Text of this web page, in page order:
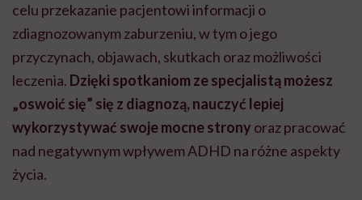
celu przekazanie pacjentowi informacji o
zdiagnozowanym zaburzeniu, w tym o jego
przyczynach, objawach, skutkach oraz możliwości
leczenia. Dzięki spotkaniom ze specjalistą możesz
„oswoić się” się z diagnozą, nauczyć lepiej
wykorzystywać swoje mocne strony oraz pracować
nad negatywnym wpływem ADHD na różne aspekty
życia.